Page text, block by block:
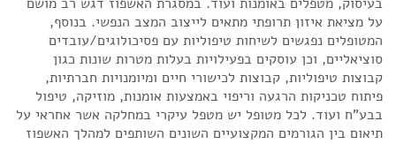
על מציאת איזון תרופתי מתאים לייצוב המצב הנפשי. בנוסף,
המטופלים נפגשים לשיחות טיפוליות עם פסיכולוגים/עובדים
סוציאליים, וכן עוסקים בפעילויות בעלות מטרות שונות כגון
קבוצות טיפוליות, קבוצות לכישורי חיים ומיומנויות חברתיות,
פיתוח טכניקות הרגעה וריפוי באמצעות אומנות, מוזיקה, טיפול
בבע"ח ועוד. לכל מטופל יש מטפל עיקרי במחלקה אשר אחראי על
תיאום בין הגורמים המקצועיים השונים השותפים למהלך האשפוז